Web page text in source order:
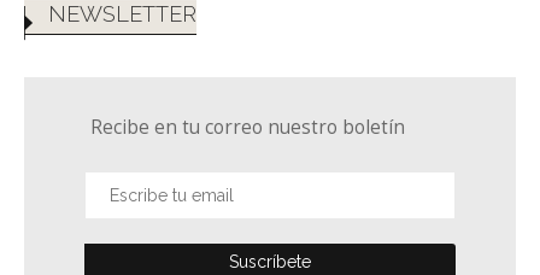
NEWSLETTER
Recibe en tu correo nuestro boletín